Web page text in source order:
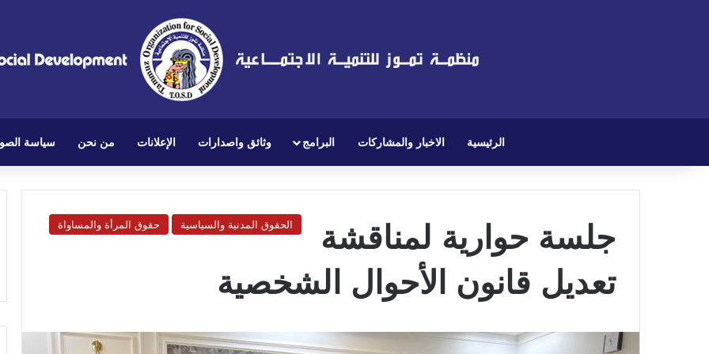
الرئيسية الاخبار والمشاركات البرامج وثائق واصدارات الإعلانات من نحن سياسة
الحقوق المدنية والسياسية حقوق المرأة والمساواة
جلسة حوارية لمناقشة
تعديل قانون الأحوال الشخصية